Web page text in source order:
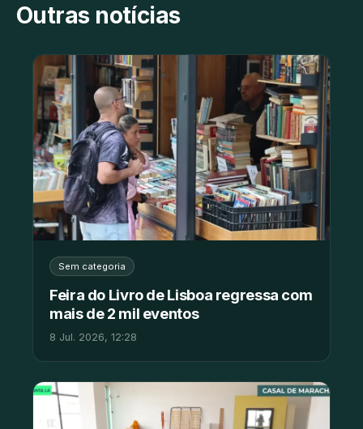
Outras notícias
Sem categoria
Feira do Livro de Lisboa regressa com
mais de 2 mil eventos
8 Jul. 2026, 12:28